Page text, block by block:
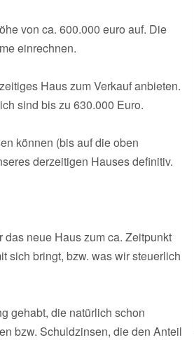
von ca. 600.000 euro auf. Die
einrechnen.
Haus zum Verkauf anbieten.
sind bis zu 630.000 Euro.
können (bis auf die oben
derzeitigen Hauses definitiv.
neue Haus zum ca. Zeitpunkt
sich bringt, bzw. was wir steuerlich
gehabt, die natürlich schon
bzw. Schuldzinsen, die den Anteil